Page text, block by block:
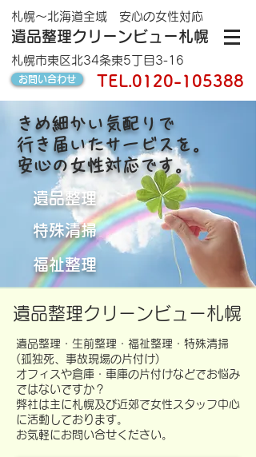
遺品整理クリーンビュー札幌
札幌～北海道全域 安心の女性対応
札幌市東区北34条東5丁目3-16
お問い合わせ TEL.0120-105388
きめ細かい気配りで
行き届いたサービス​を。
安心の女性対応です。
遺品整理
特殊清掃
福祉整理
遺品整理クリーンビュー札幌
遺品整理・生前整理・福祉整理・特殊清掃
(孤独死、事故現場の片付け)
オフィスや倉庫・車庫の片付けなどでお悩み
ではないですか？
弊社は主に札幌及び近郊で女性スタッフ中心
に活動しております。
お気軽にお問い合せください。